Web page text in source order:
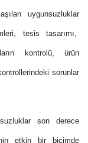
uygunsuzluklar
tesis tasarımı,
kontrolü, ürün
sorunlar
son derece
etkin bir biçimde